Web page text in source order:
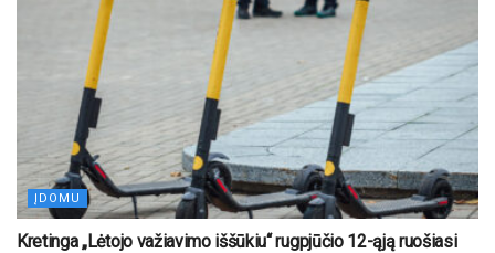
ĮDOMU
Kretinga „Lėtojo važiavimo iššūkiu“ rugpjūčio 12-ąją ruošiasi